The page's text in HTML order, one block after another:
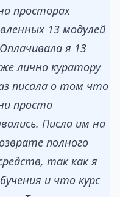
просторах
13 модулей
я 13
лично куратору
писала о том что
просто
Писла им на
полного
так как я
и что курс